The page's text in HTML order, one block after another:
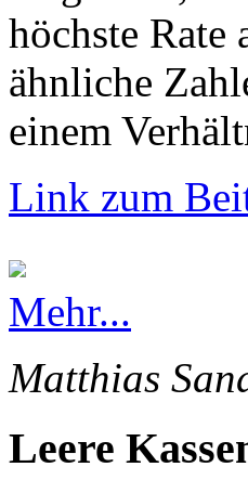
höchste
ähnliche
einem
Link zum
Mehr...
Matthias
Leere